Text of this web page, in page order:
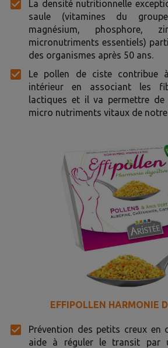
La densité nutritionnelle
saule (vitamines du
magnésium, phosphore,
micronutriments essentiels)
des organismes après 50 ans.
Le pollen de ciste contribue
intérieur en associant les
lactiques et il va permettre de
micro nutriments vitaux de
EFFIPOLLEN HARMONIE
Prévention des petits creux en
aide à réguler le transit par